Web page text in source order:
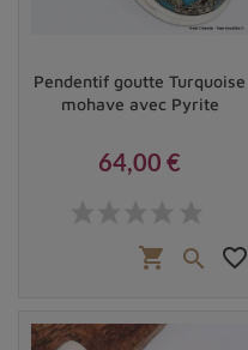
Pendentif goutte Turquoise
mohave avec Pyrite
64,00 €
shopping_cart  favorite_border